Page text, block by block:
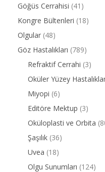
Göğüs Cerrahisi (41)
Kongre Bültenleri (18)
Olgular (48)
Göz Hastalıkları (789)
Refraktif Cerrahi (3)
Oküler Yüzey
Miyopi (6)
Editöre Mektup (3)
Oküloplasti ve Orbita
Şaşılık (36)
Uvea (18)
Olgu Sunumları (124)